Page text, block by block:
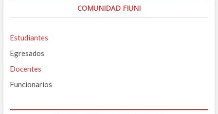
COMUNIDAD FIUNI
Estudiantes
Egresados
Docentes
Funcionarios